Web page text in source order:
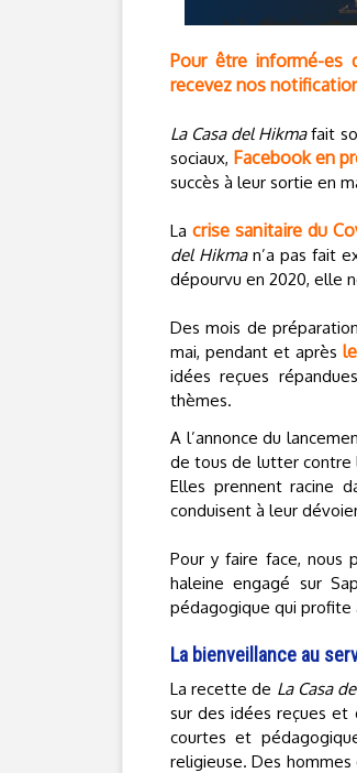
Pour être informé-es
recevez nos
La Casa del Hikmafait
sociaux, Facebook en
succès à leur sortie en
La crise sanitaire du
del Hikman’a pas fait
dépourvu en 2020, elle
Des mois de
mai, pendant et après
idées reçues
thèmes.
A l’annonce du
de tous de lutter contre
Elles prennent racine
conduisent à leur
Pour y faire face, nous
haleine engagé sur
pédagogique qui profite
La bienveillance au
La recette de La Casa
sur des idées reçues et
courtes et
religieuse. Des